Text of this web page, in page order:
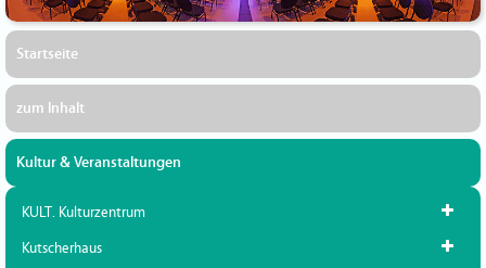
Startseite
zum Inhalt
Kultur & Veranstaltungen
KULT. Kulturzentrum
Kutscherhaus